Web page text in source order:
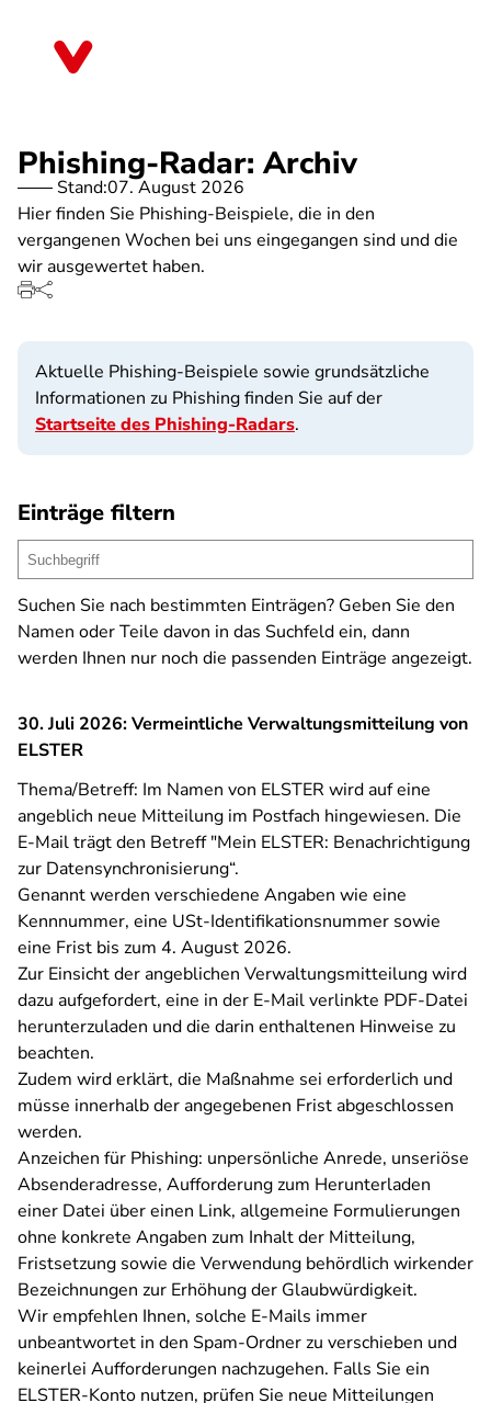
Phishing-Radar: Archiv
Stand:07. August 2026
Hier finden Sie Phishing-Beispiele, die in den
vergangenen Wochen bei uns eingegangen sind und die
wir ausgewertet haben.
Aktuelle Phishing-Beispiele sowie grundsätzliche
Informationen zu Phishing finden Sie auf der
Startseite des Phishing-Radars.
Einträge filtern
Suchen Sie nach bestimmten Einträgen? Geben Sie den
Namen oder Teile davon in das Suchfeld ein, dann
werden Ihnen nur noch die passenden Einträge angezeigt.
30. Juli 2026: Vermeintliche Verwaltungsmitteilung von
ELSTER
Thema/Betreff: Im Namen von ELSTER wird auf eine
angeblich neue Mitteilung im Postfach hingewiesen. Die
E-Mail trägt den Betreff "Mein ELSTER: Benachrichtigung
zur Datensynchronisierung“.
Genannt werden verschiedene Angaben wie eine
Kennnummer, eine USt-Identifikationsnummer sowie
eine Frist bis zum 4. August 2026.
Zur Einsicht der angeblichen Verwaltungsmitteilung wird
dazu aufgefordert, eine in der E-Mail verlinkte PDF-Datei
herunterzuladen und die darin enthaltenen Hinweise zu
beachten.
Zudem wird erklärt, die Maßnahme sei erforderlich und
müsse innerhalb der angegebenen Frist abgeschlossen
werden.
Anzeichen für Phishing: unpersönliche Anrede, unseriöse
Absenderadresse, Aufforderung zum Herunterladen
einer Datei über einen Link, allgemeine Formulierungen
ohne konkrete Angaben zum Inhalt der Mitteilung,
Fristsetzung sowie die Verwendung behördlich wirkender
Bezeichnungen zur Erhöhung der Glaubwürdigkeit.
Wir empfehlen Ihnen, solche E-Mails immer
unbeantwortet in den Spam-Ordner zu verschieben und
keinerlei Aufforderungen nachzugehen. Falls Sie ein
ELSTER-Konto nutzen, prüfen Sie neue Mitteilungen